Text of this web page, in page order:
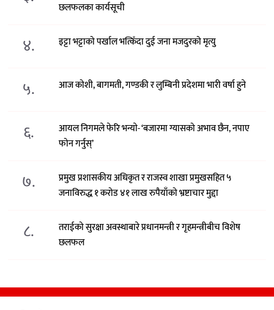
छलफलका कार्यसूची
४. इट्टा भट्टाको पर्खाल भत्किँदा दुई जना मजदुरको मृत्यु
५. आज कोशी, बागमती, गण्डकी र लुम्बिनी प्रदेशमा भारी वर्षा हुने
६.
आयल निगमले फेरि भन्याे- ‘बजारमा ग्यासको अभाव छैन, नपाए
फोन गर्नुस्’
७.
प्रमुख प्रशासकीय अधिकृत र राजस्व शाखा प्रमुखसहित ५
जनाविरुद्ध १ करोड ४१ लाख रुपैयाँको भ्रष्टाचार मुद्दा
८.
तराईको सुरक्षा अवस्थाबारे प्रधानमन्त्री र गृहमन्त्रीबीच विशेष
छलफल